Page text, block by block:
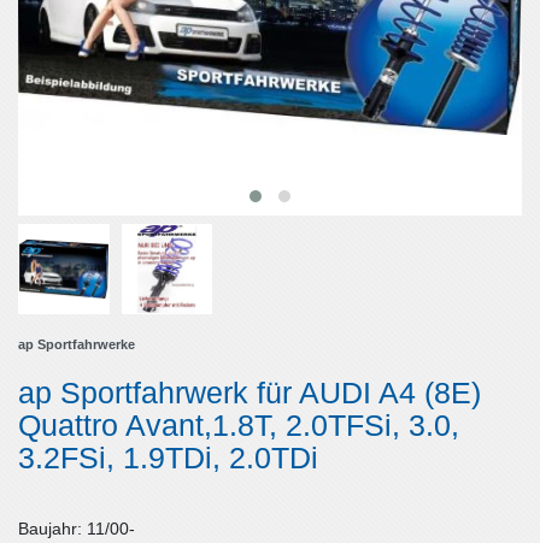
ap Sportfahrwerke
ap Sportfahrwerk für AUDI A4 (8E)
Quattro Avant,1.8T, 2.0TFSi, 3.0,
3.2FSi, 1.9TDi, 2.0TDi
Baujahr: 11/00-